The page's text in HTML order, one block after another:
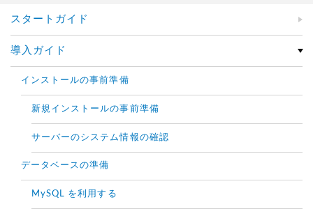
スタートガイド
導入ガイド
インストールの事前準備
新規インストールの事前準備
サーバーのシステム情報の確認
データベースの準備
MySQL を利用する